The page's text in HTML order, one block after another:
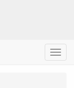
Menu